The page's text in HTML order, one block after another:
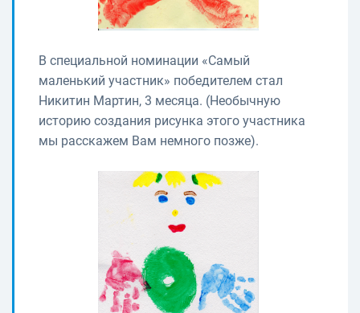
В специальной номинации «Самый
маленький участник» победителем стал
Никитин Мартин, 3 месяца. (Необычную
историю создания рисунка этого участника
мы расскажем Вам немного позже).